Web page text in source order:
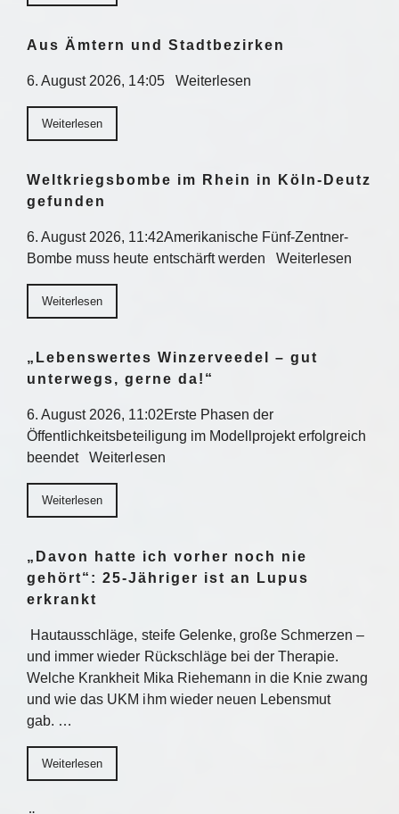
Aus Ämtern und Stadtbezirken
6. August 2026, 14:05 Weiterlesen
Weiterlesen
Weltkriegsbombe im Rhein in Köln-Deutz
gefunden
6. August 2026, 11:42Amerikanische Fünf-Zentner-
Bombe muss heute entschärft werden Weiterlesen
Weiterlesen
„Lebenswertes Winzerveedel – gut
unterwegs, gerne da!“
6. August 2026, 11:02Erste Phasen der
Öffentlichkeitsbeteiligung im Modellprojekt erfolgreich
beendet Weiterlesen
Weiterlesen
„Davon hatte ich vorher noch nie
gehört“: 25-Jähriger ist an Lupus
erkrankt
Hautausschläge, steife Gelenke, große Schmerzen –
und immer wieder Rückschläge bei der Therapie.
Welche Krankheit Mika Riehemann in die Knie zwang
und wie das UKM ihm wieder neuen Lebensmut
gab. …
Weiterlesen